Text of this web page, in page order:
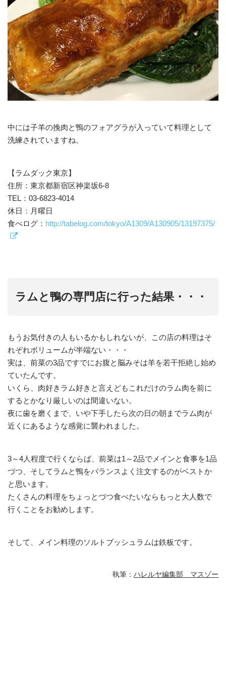
中には子羊の挽肉と鴨のフォアグラが入っていて料理として
洗練されていますね。
【ラムダック東京】
住所：東京都新宿区神楽坂6-8
TEL：03-6823-4014
休日：月曜日
食べログ： http://tabelog.com/tokyo/A1309/A130905/13197375/
ラムと鴨の専門店に行った結果・・・
もうお気付きの人もいるかもしれないが、この店の料理はそ
れぞれボリュームが半端ない・・・
実は、前菜の3品ですでにお腹と脳みそは羊を若干拒絶し始め
ていたんです。
いくら、肉好きラム好きと言えどもこれだけのラム肉を前に
するとかなり厳しいのは間違いない。
夜に歯を磨くまで、いや下手したら次の日の朝までラム肉が
近くにあるような感覚に襲われました。
3～4人程度で行くならば、前菜は1～2品でメインと食事を1品
づつ、そしてラムと鴨をバランスよく注文するのがベストか
と思います。
たくさんの料理をちょっとづつ食べたいならもっと大人数で
行くことをお勧めします。
そして、メイン料理のソルトブッシュラムは鉄板です。
執筆： ハレルヤ編集部 マスゾー